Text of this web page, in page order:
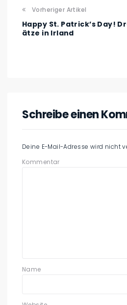
Vorheriger Artikel
Happy St. Patrick’s Day!
ätze in Irland
Schreibe einen
Deine E-Mail-Adresse wird nicht
Kommentar
Name